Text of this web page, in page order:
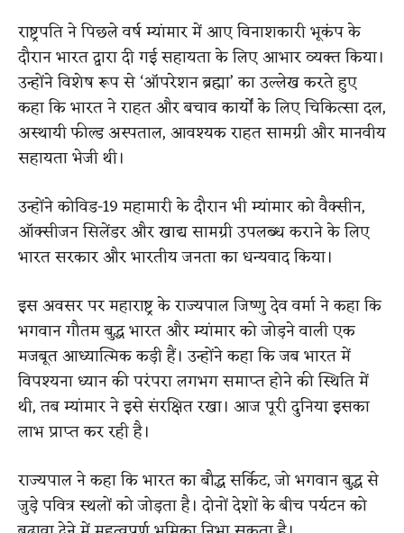
राष्ट्रपति ने पिछले वर्ष म्यांमार में आए विनाशकारी भूकंप के
दौरान भारत द्वारा दी गई सहायता के लिए आभार व्यक्त किया।
उन्होंने विशेष रूप से ‘ऑपरेशन ब्रह्मा’ का उल्लेख करते हुए
कहा कि भारत ने राहत और बचाव कार्यों के लिए चिकित्सा दल,
अस्थायी फील्ड अस्पताल, आवश्यक राहत सामग्री और मानवीय
सहायता भेजी थी।
उन्होंने कोविड-19 महामारी के दौरान भी म्यांमार को वैक्सीन,
ऑक्सीजन सिलेंडर और खाद्य सामग्री उपलब्ध कराने के लिए
भारत सरकार और भारतीय जनता का धन्यवाद किया।
इस अवसर पर महाराष्ट्र के राज्यपाल जिष्णु देव वर्मा ने कहा कि
भगवान गौतम बुद्ध भारत और म्यांमार को जोड़ने वाली एक
मजबूत आध्यात्मिक कड़ी हैं। उन्होंने कहा कि जब भारत में
विपश्यना ध्यान की परंपरा लगभग समाप्त होने की स्थिति में
थी, तब म्यांमार ने इसे संरक्षित रखा। आज पूरी दुनिया इसका
लाभ प्राप्त कर रही है।
राज्यपाल ने कहा कि भारत का बौद्ध सर्किट, जो भगवान बुद्ध से
जुड़े पवित्र स्थलों को जोड़ता है। दोनों देशों के बीच पर्यटन को